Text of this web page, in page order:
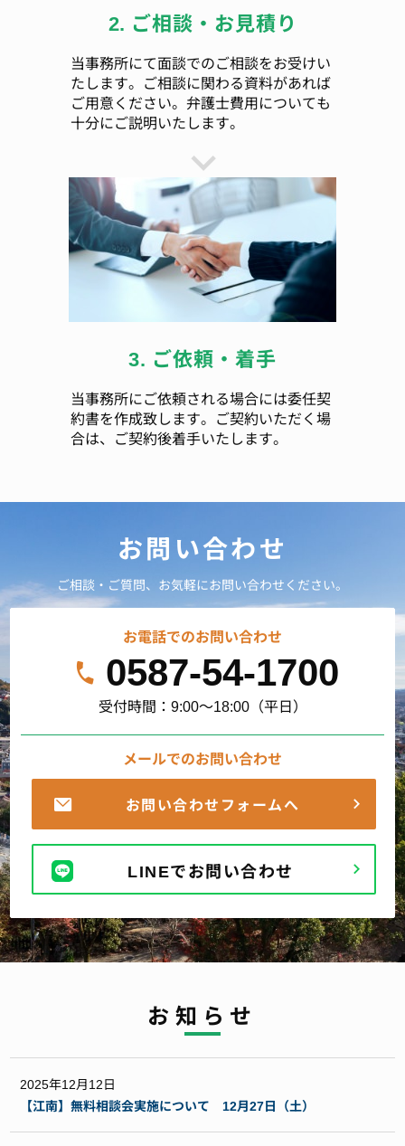
2. ご相談・お見積り
当事務所にて面談でのご相談をお受けい
たします。ご相談に関わる資料があれば
ご用意ください。弁護士費用についても
十分にご説明いたします。
3. ご依頼・着手
当事務所にご依頼される場合には委任契
約書を作成致します。ご契約いただく場
合は、ご契約後着手いたします。
お問い合わせ
ご相談・ご質問、お気軽にお問い合わせください。
お電話でのお問い合わせ
0587-54-1700
受付時間：9:00～18:00（平日）
メールでのお問い合わせ
お問い合わせフォームへ
LINEでお問い合わせ
お知らせ
2025年12月12日
【江南】無料相談会実施について 12月27日（土）